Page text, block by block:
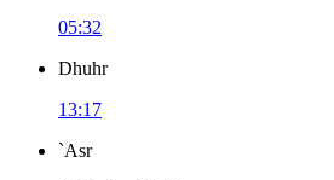
05:32
Dhuhr
13:17
`Asr